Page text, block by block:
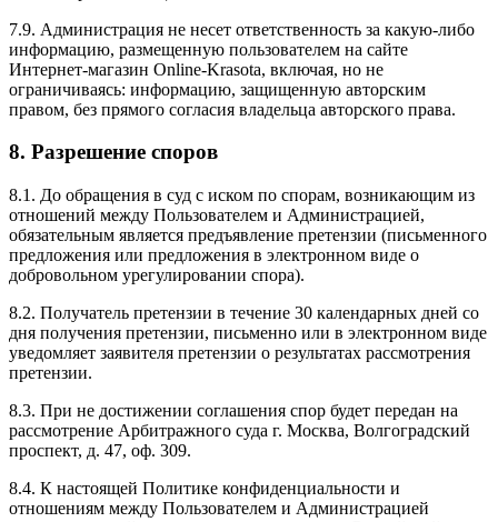
7.9. Администрация не несет ответственность за какую-либо
информацию, размещенную пользователем на сайте
Интернет-магазин Online-Krasota, включая, но не
ограничиваясь: информацию, защищенную авторским
правом, без прямого согласия владельца авторского права.
8. Разрешение споров
8.1. До обращения в суд с иском по спорам, возникающим из
отношений между Пользователем и Администрацией,
обязательным является предъявление претензии (письменного
предложения или предложения в электронном виде о
добровольном урегулировании спора).
8.2. Получатель претензии в течение 30 календарных дней со
дня получения претензии, письменно или в электронном виде
уведомляет заявителя претензии о результатах рассмотрения
претензии.
8.3. При не достижении соглашения спор будет передан на
рассмотрение Арбитражного суда г. Москва, Волгоградский
проспект, д. 47, оф. 309.
8.4. К настоящей Политике конфиденциальности и
отношениям между Пользователем и Администрацией